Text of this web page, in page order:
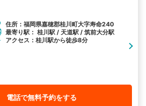
住所：福岡県嘉穂郡桂川町大字寿命240
最寄り駅： 桂川駅 / 天道駅 / 筑前大分駅
アクセス：桂川駅から徒歩8分
電話で無料予約をする